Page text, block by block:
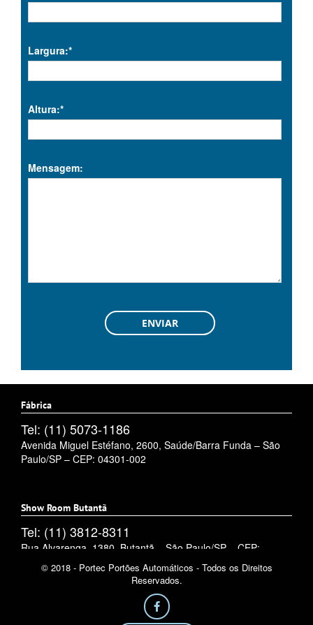
Largura:*
Altura:*
Mensagem:
Fábrica
Tel: (11) 5073-1186
Avenida Miguel Estéfano, 2600, Saúde/Barra Funda – São
Paulo/SP – CEP: 04301-002
Show Room Butantã
Tel: (11) 3812-8311
Rua Alvarenga, 1380, Butantã – São Paulo/SP – CEP:
05509-002
© 2018 - Portec Portões Automáticos - Todos os Direitos
Reservados.